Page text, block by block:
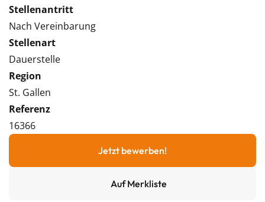
Stellenantritt
Nach Vereinbarung
Stellenart
Dauerstelle
Region
St. Gallen
Referenz
16366
Jetzt bewerben!
Auf Merkliste